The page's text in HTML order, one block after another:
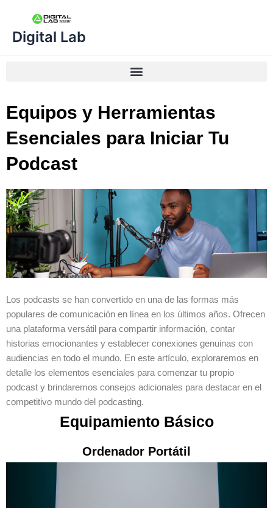
contenido
Digital Lab
M
ú
Equipos y Herramientas
Esenciales para Iniciar Tu
Podcast
Los podcasts se han convertido en una de las formas más
populares de comunicación en línea en los últimos años. Ofrecen
una plataforma versátil para compartir información, contar
historias emocionantes y establecer conexiones genuinas con
audiencias en todo el mundo. En este artículo, exploraremos en
detalle los elementos esenciales para comenzar tu propio
podcast y brindaremos consejos adicionales para destacar en el
competitivo mundo del podcasting.
Equipamiento Básico
Ordenador Portátil